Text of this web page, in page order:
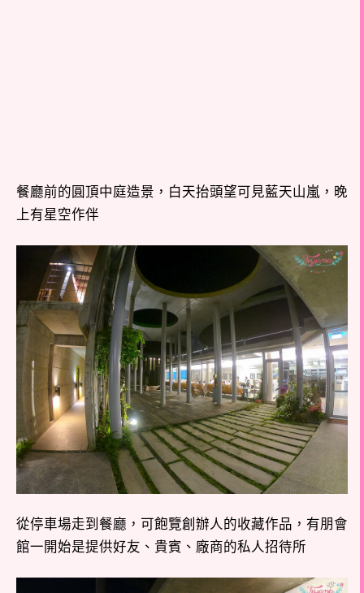
餐廳前的圓頂中庭造景，白天抬頭望可見藍天山嵐，晚
上有星空作伴
從停車場走到餐廳，可飽覽創辦人的收藏作品，有朋會
館一開始是提供好友、貴賓、廠商的私人招待所